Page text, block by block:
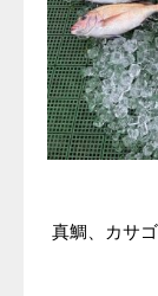
真鯛、カサ